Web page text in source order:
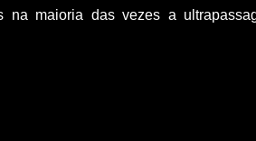
na maioria das vezes a